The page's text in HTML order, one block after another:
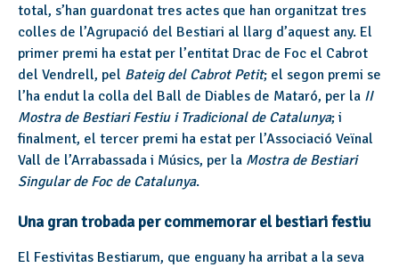
total, s’han guardonat tres actes que han organitzat tres
colles de l’Agrupació del Bestiari al llarg d’aquest any. El
primer premi ha estat per l’entitat Drac de Foc el Cabrot
del Vendrell, pel Bateig del Cabrot Petit; el segon premi se
l’ha endut la colla del Ball de Diables de Mataró, per la II
Mostra de Bestiari Festiu i Tradicional de Catalunya; i
finalment, el tercer premi ha estat per l’Associació Veïnal
Vall de l’Arrabassada i Músics, per la Mostra de Bestiari
Singular de Foc de Catalunya.
Una gran trobada per commemorar el bestiari festiu
El Festivitas Bestiarum, que enguany ha arribat a la seva